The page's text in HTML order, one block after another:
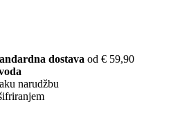
dostava od € 59,90
narudžbu